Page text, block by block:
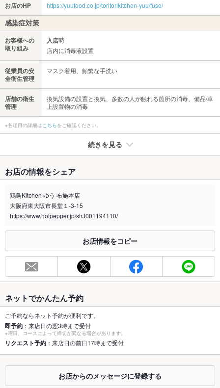
お店のHP https://yuufood.co.jp/toritorikitchen-yuu/fuse/
感染症対策
お客様への
取り組み
入店時
店内に消毒液設置
従業員の安
全衛生管理
マスク着用、頻繁な手洗い
店舗の衛生
管理
換気設備の設置と換気、多数の人が触れる箇所の消毒、備品/卓
上設置物の消毒
※各項目の詳細は こちらをご確認ください。
続きを見る
禁煙・喫煙
全席喫煙可
喫煙専用室 なし
合わせください。
お席
54席(1F4名×2/2名×1/カウンター12席2F半個室掘り16名/6名
×2/2名×2)
最大宴会収
容人数
54人(1階2階ともに貸切時)
個室 なし ：16名様用 半個室あり
座敷 なし ：ございません。
カウンター
お店の情報をシェア
鶏鳥Kitchen ゆう 布施本店
大阪府東大阪市長堂１-3-15
https://www.hotpepper.jp/strJ001194110/
お店情報をコピー
ネットでかんたん予約
ご予約ならネット予約が便利です。
即予約 ：来店日の翌3時まで受付
※曜日、コースによって締切が異なる場合があります。
リクエスト予約 ：来店日の前日17時まで受付
お店からのメッセージに登録する